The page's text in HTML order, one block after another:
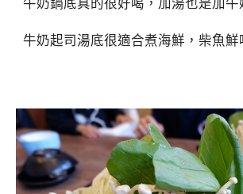
牛奶鍋底真的很好喝，加湯也是加牛
牛奶起司湯底很適合煮海鮮，柴魚鮮